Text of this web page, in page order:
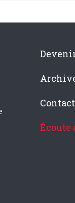
Contact
Écoute